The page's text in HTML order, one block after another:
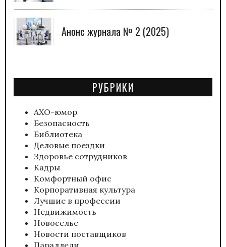
Анонс журнала № 2 (2025)
РУБРИКИ
АХО-юмор
Безопасность
Библиотека
Деловые поездки
Здоровье сотрудников
Кадры
Комфортный офис
Корпоративная культура
Лучшие в профессии
Недвижимость
Новоселье
Новости поставщиков
Параллели